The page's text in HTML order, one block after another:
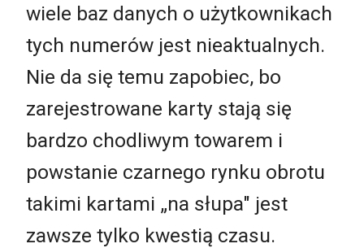
wiele baz danych o użytkownikach
tych numerów jest nieaktualnych.
Nie da się temu zapobiec, bo
zarejestrowane karty stają się
bardzo chodliwym towarem i
powstanie czarnego rynku obrotu
takimi kartami „na słupa" jest
zawsze tylko kwestią czasu.